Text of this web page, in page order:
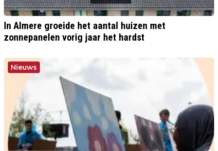
In Almere groeide het aantal huizen met
zonnepanelen vorig jaar het hardst
Nieuws